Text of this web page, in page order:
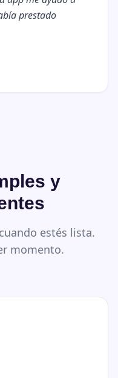
prestado
y
estés lista.
momento.